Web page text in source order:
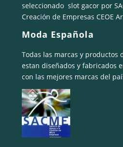
seleccionado slot gacorpor
Creación de Empresas CEOE
Moda Española
Todas las marcas y productos
estan diseñados y fabricados
con las mejores marcas del